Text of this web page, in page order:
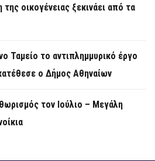
οικογένειας ξεκινάει από τα
Ταμείο το αντιπλημμυρικό έργο
ο Δήμος Αθηναίων
τον Ιούλιο – Μεγάλη